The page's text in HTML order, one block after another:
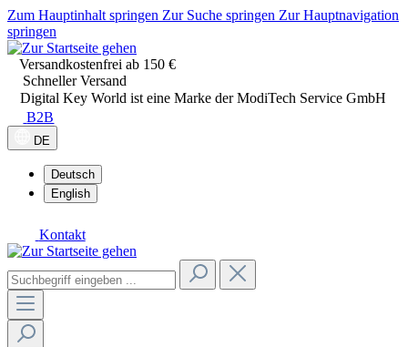
Zum Hauptinhalt springen Zur Suche springen Zur Hauptnavigation
springen
Versandkostenfrei ab 150 €
Schneller Versand
Digital Key World ist eine Marke der ModiTech Service GmbH
B2B
DE
Deutsch
English
Kontakt